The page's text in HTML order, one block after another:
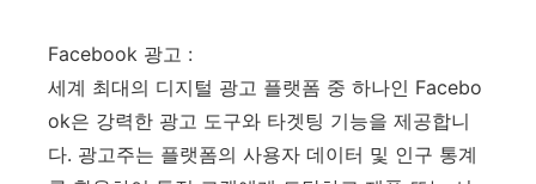
Facebook 광고 :
세계 최대의 디지털 광고 플랫폼 중 하나인 Facebo
ok은 강력한 광고 도구와 타겟팅 기능을 제공합니
다. 광고주는 플랫폼의 사용자 데이터 및 인구 통계